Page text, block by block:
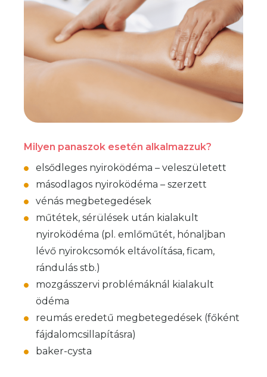
Milyen panaszok esetén alkalmazzuk?
elsődleges nyiroködéma – veleszületett
másodlagos nyiroködéma – szerzett
vénás megbetegedések
műtétek, sérülések után kialakult
nyiroködéma (pl. emlőműtét, hónaljban
lévő nyirokcsomók eltávolítása, ficam,
rándulás stb.)
mozgásszervi problémáknál kialakult
ödéma
reumás eredetű megbetegedések (főként
fájdalomcsillapításra)
baker-cysta